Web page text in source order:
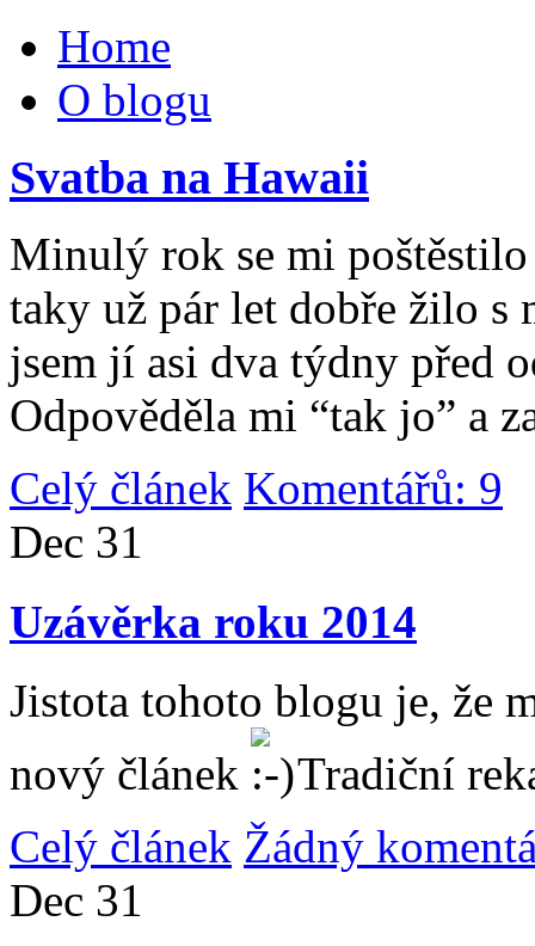
Home
O blogu
Svatba na Hawaii
Minulý rok se mi
taky už pár let dobře žilo
jsem jí asi dva týdny před
Odpověděla mi “tak jo” a
Celý článek Komentářů: 9
Dec 31
Uzávěrka roku 2014
Jistota tohoto blogu je, že
nový článek
Tradiční
Celý článek Žádný
Dec 31